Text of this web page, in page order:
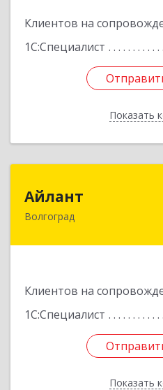
Клиентов на
1С:Специалист
Показать
Айлант
Волгоград
Клиентов на
1С:Специалист
Показать
400001,